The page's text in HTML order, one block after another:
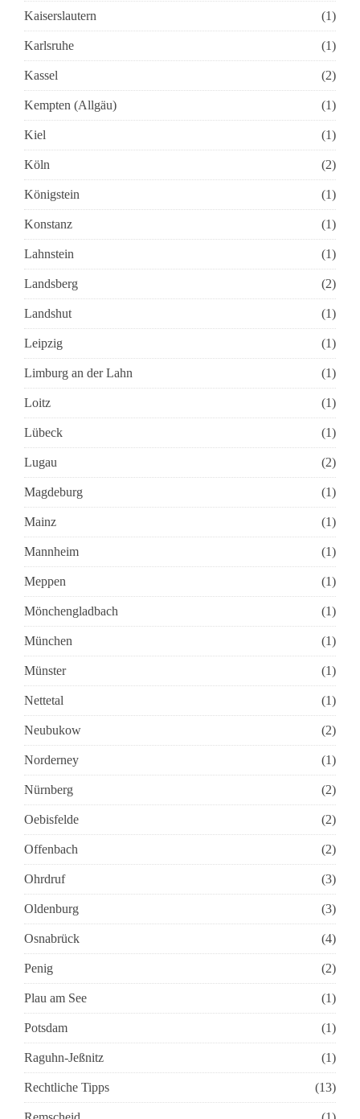
Kaiserslautern (1)
Karlsruhe (1)
Kassel (2)
Kempten (Allgäu) (1)
Kiel (1)
Köln (2)
Königstein (1)
Konstanz (1)
Lahnstein (1)
Landsberg (2)
Landshut (1)
Leipzig (1)
Limburg an der Lahn (1)
Loitz (1)
Lübeck (1)
Lugau (2)
Magdeburg (1)
Mainz (1)
Mannheim (1)
Meppen (1)
Mönchengladbach (1)
München (1)
Münster (1)
Nettetal (1)
Neubukow (2)
Norderney (1)
Nürnberg (2)
Oebisfelde (2)
Offenbach (2)
Ohrdruf (3)
Oldenburg (3)
Osnabrück (4)
Penig (2)
Plau am See (1)
Potsdam (1)
Raguhn-Jeßnitz (1)
Rechtliche Tipps (13)